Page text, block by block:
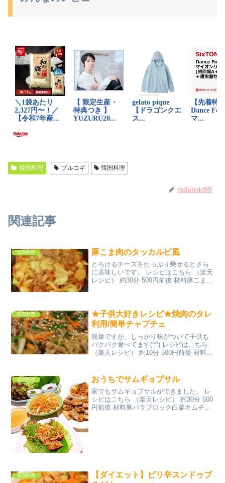
韓国料理 プルコギ 韓国料理
rsdehski99
関連記事
韓国料理 豚こま肉のタッカルビ風
とろけるチーズをたっぷり乗せるとさら
に美味しいです。 レシピはこちら （楽天
レシピ） 約30分 500円前後 材料豚こま肉
ビュー
韓国料理
★子供大好きレシピ★焼肉のタレ
利用/簡単チャプチェ
簡単ですが、しっかり味がついて子供も
バクバク食べてます(^^) レシピはこちら
（楽天レシピ） 約10分 500円前後 材料牛
レ白ごまみんなのレビュー
韓国料理 おうちでサムギョプサル
家でもサムギョプサルができました。 レ
シピはこちら （楽天レシピ） 約30分 500
円前後 材料豚バラブロック白菜キムチ長
韓国料理
【ダイエット】ピリ辛スンドゥブ